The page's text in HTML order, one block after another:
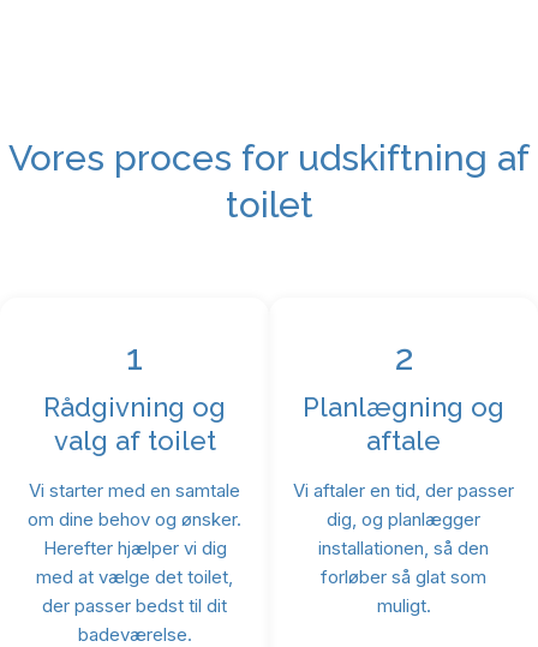
Vores proces for udskiftning af
toilet
1
Rådgivning og
valg af toilet
Vi starter med en samtale
om dine behov og ønsker.
Herefter hjælper vi dig
med at vælge det toilet,
der passer bedst til dit
badeværelse.
2
Planlægning og
aftale
Vi aftaler en tid, der passer
dig, og planlægger
installationen, så den
forløber så glat som
muligt.